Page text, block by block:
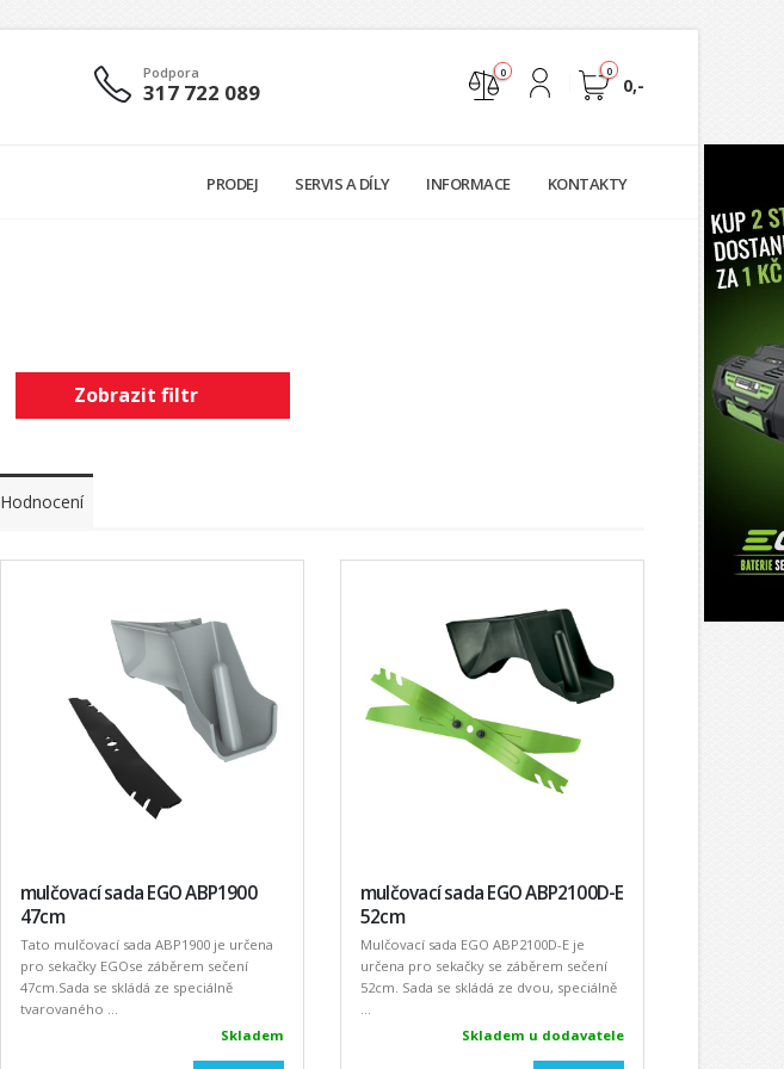
Podpora
317 722 089
0
0,-
0
PRODEJ SERVIS A DÍLY INFORMACE KONTAKTY
Zobrazit filtr
Hodnocení
mulčovací sada EGO ABP1900
47cm
Tato mulčovací sada ABP1900 je určena
pro sekačky EGOse záběrem sečení
47cm.Sada se skládá ze speciálně
tvarovaného ...
Skladem
mulčovací sada EGO ABP2100D-E
52cm
Mulčovací sada EGO ABP2100D-E je
určena pro sekačky se záběrem sečení
52cm. Sada se skládá ze dvou, speciálně
Skladem u dodavatele